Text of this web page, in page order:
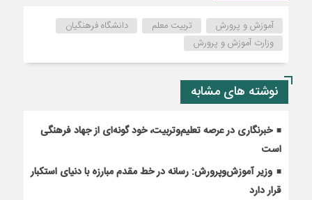
آموزش و پرورش تربیت معلم
دانشگاه فرهنگیان
وزارت آموزش و پرورش
نوشته های مشابه
خبرنگاری در عرصه تعلیم‌وتربیت، خود گونه‌ای از جهاد فرهنگی
است
وزیر آموزش‌وپرورش: رسانه در خط مقدم مبارزه با دنیای استکبار
قرار دارد